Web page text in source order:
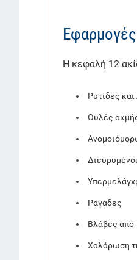
Η κεφαλή 12
Ρυτίδες
Ουλές
Ραγάδες
Βλάβες από
Χαλάρωση